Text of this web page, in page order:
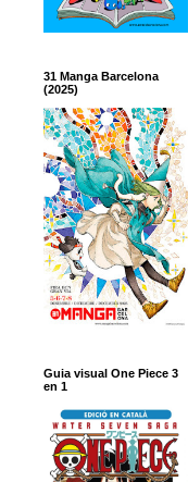
31 Manga Barcelona
(2025)
Guia visual One Piece 3
en 1